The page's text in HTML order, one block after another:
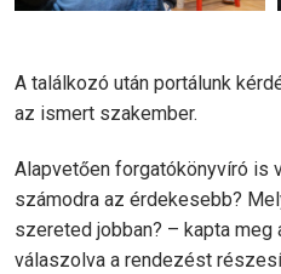
A találkozó után portálunk
az ismert szakember.
Alapvetően forgatókönyvíró is
számodra az érdekesebb?
szereted jobban? – kapta
válaszolva a rendezést